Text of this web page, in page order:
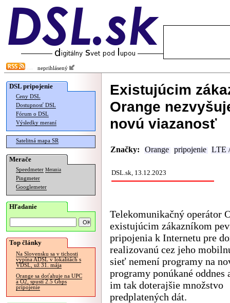
neprihlásený
DSL pripojenie
Ceny DSL
Dostupnosť DSL
Fórum o DSL
Výsledky meraní
Satelitná mapa SR
Merače
Speedmeter Merania
Pingmeter
Googlemeter
Hľadanie
Top články
Na Slovensku sa v tichosti
vypína ADSL v lokalitách s
VDSL, už 31. mája
Orange sa doťahuje na UPC
a O2, spustí 2.5 Gbps
pripojenie
Existujúcim
Orange
novú viazanosť
Značky: Orange pripojenie LTE
DSL.sk, 13.12.2023
Telekomunikačný operátor
existujúcim zákazníkom
pripojenia k Internetu pre
realizovanú cez jeho
sieť nemení programy na
programy ponúkané oddnes
im tak doterajšie množstvo
predplatených dát.